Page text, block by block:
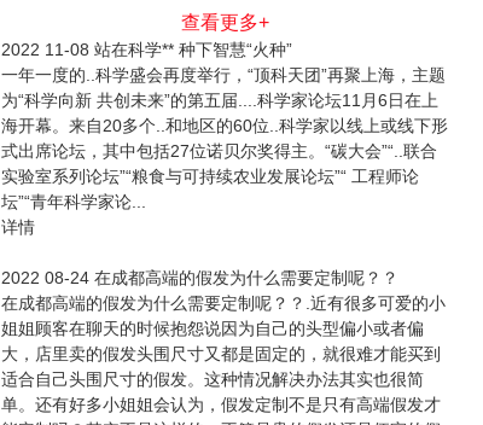
查看更多+
2022 11-08 站在科学** 种下智慧“火种”
一年一度的..科学盛会再度举行，“顶科天团”再聚上海，主题
为“科学向新 共创未来”的第五届....科学家论坛11月6日在上
海开幕。来自20多个..和地区的60位..科学家以线上或线下形
式出席论坛，其中包括27位诺贝尔奖得主。“碳大会”“..联合
实验室系列论坛”“粮食与可持续农业发展论坛”“ 工程师论
坛”“青年科学家论...
详情
2022 08-24 在成都高端的假发为什么需要定制呢？？
在成都高端的假发为什么需要定制呢？？.近有很多可爱的小
姐姐顾客在聊天的时候抱怨说因为自己的头型偏小或者偏
大，店里卖的假发头围尺寸又都是固定的，就很难才能买到
适合自己头围尺寸的假发。这种情况解决办法其实也很简
单。还有好多小姐姐会认为，假发定制不是只有高端假发才